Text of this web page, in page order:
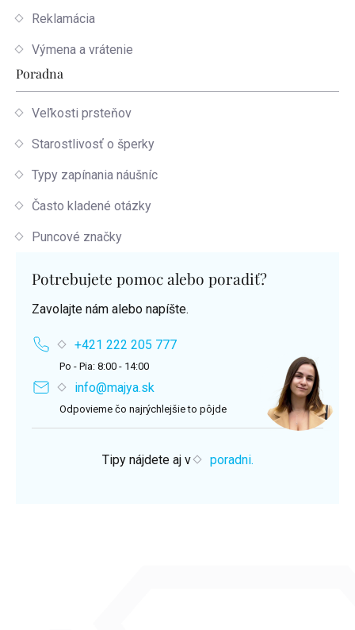
Reklamácia
Výmena a vrátenie
Poradna
Veľkosti prsteňov
Starostlivosť o šperky
Typy zapínania náušníc
Často kladené otázky
Puncové značky
Potrebujete pomoc alebo poradiť?
Zavolajte nám alebo napíšte.
+421 222 205 777
Po - Pia: 8:00 - 14:00
info@majya.sk
Odpovieme čo najrýchlejšie to pôjde
Tipy nájdete aj v poradni.